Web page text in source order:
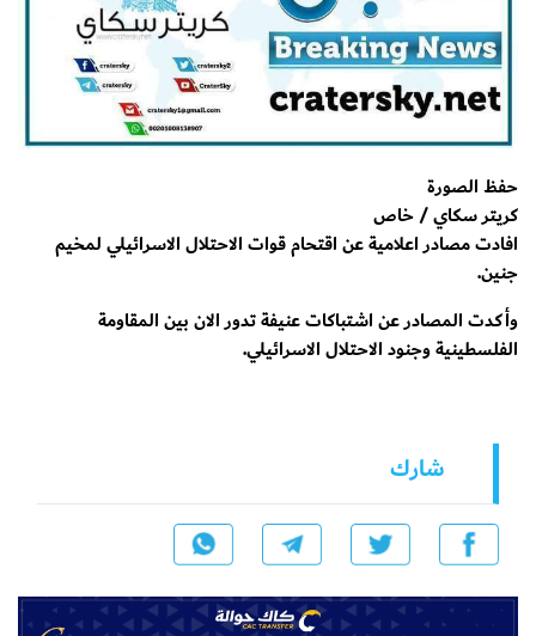
حفظ الصورة
كريتر سكاي / خاص
افادت مصادر اعلامية عن اقتحام قوات الاحتلال الاسرائيلي لمخيم
جنين.
وأكدت المصادر عن اشتباكات عنيفة تدور الان بين المقاومة
الفلسطينية وجنود الاحتلال الاسرائيلي.
شارك